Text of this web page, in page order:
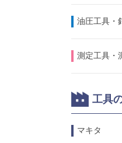
油圧工具・
測定工具・
工具
マキタ